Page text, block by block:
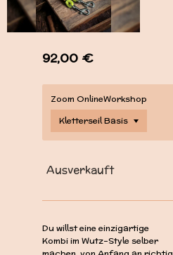
92,00 €
Zoom OnlineWorkshop
Ausverkauft
Du willst eine einzigartige
Kombi im Wutz-Style selber